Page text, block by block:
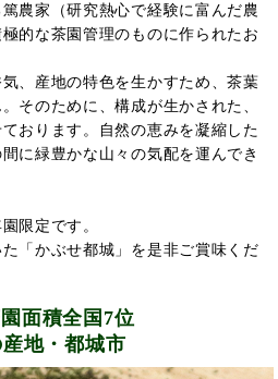
農家（研究熱心で経験に富んだ農
的な茶園管理のものに作られたお
、産地の特色を生かすため、茶葉
そのために、構成が生かされた、
おります。自然の恵みを凝縮した
に緑豊かな山々の気配を運んでき
限定です。
「かぶせ都城」を是非ご賞味くだ
面積全国7位
地・都城市